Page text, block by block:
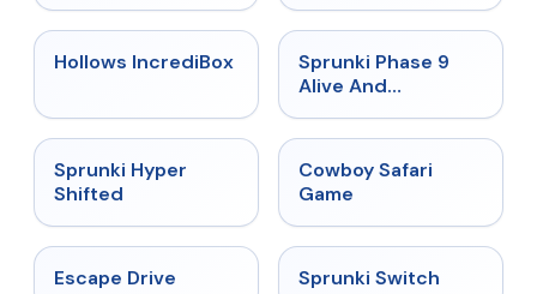
★ 4.3
Hollows IncrediBox ★
Sprunki Phase 9
Alive And
Sprunki Hyper
Shifted
Cowboy Safari
Game
Escape Drive ★
Sprunki Switch